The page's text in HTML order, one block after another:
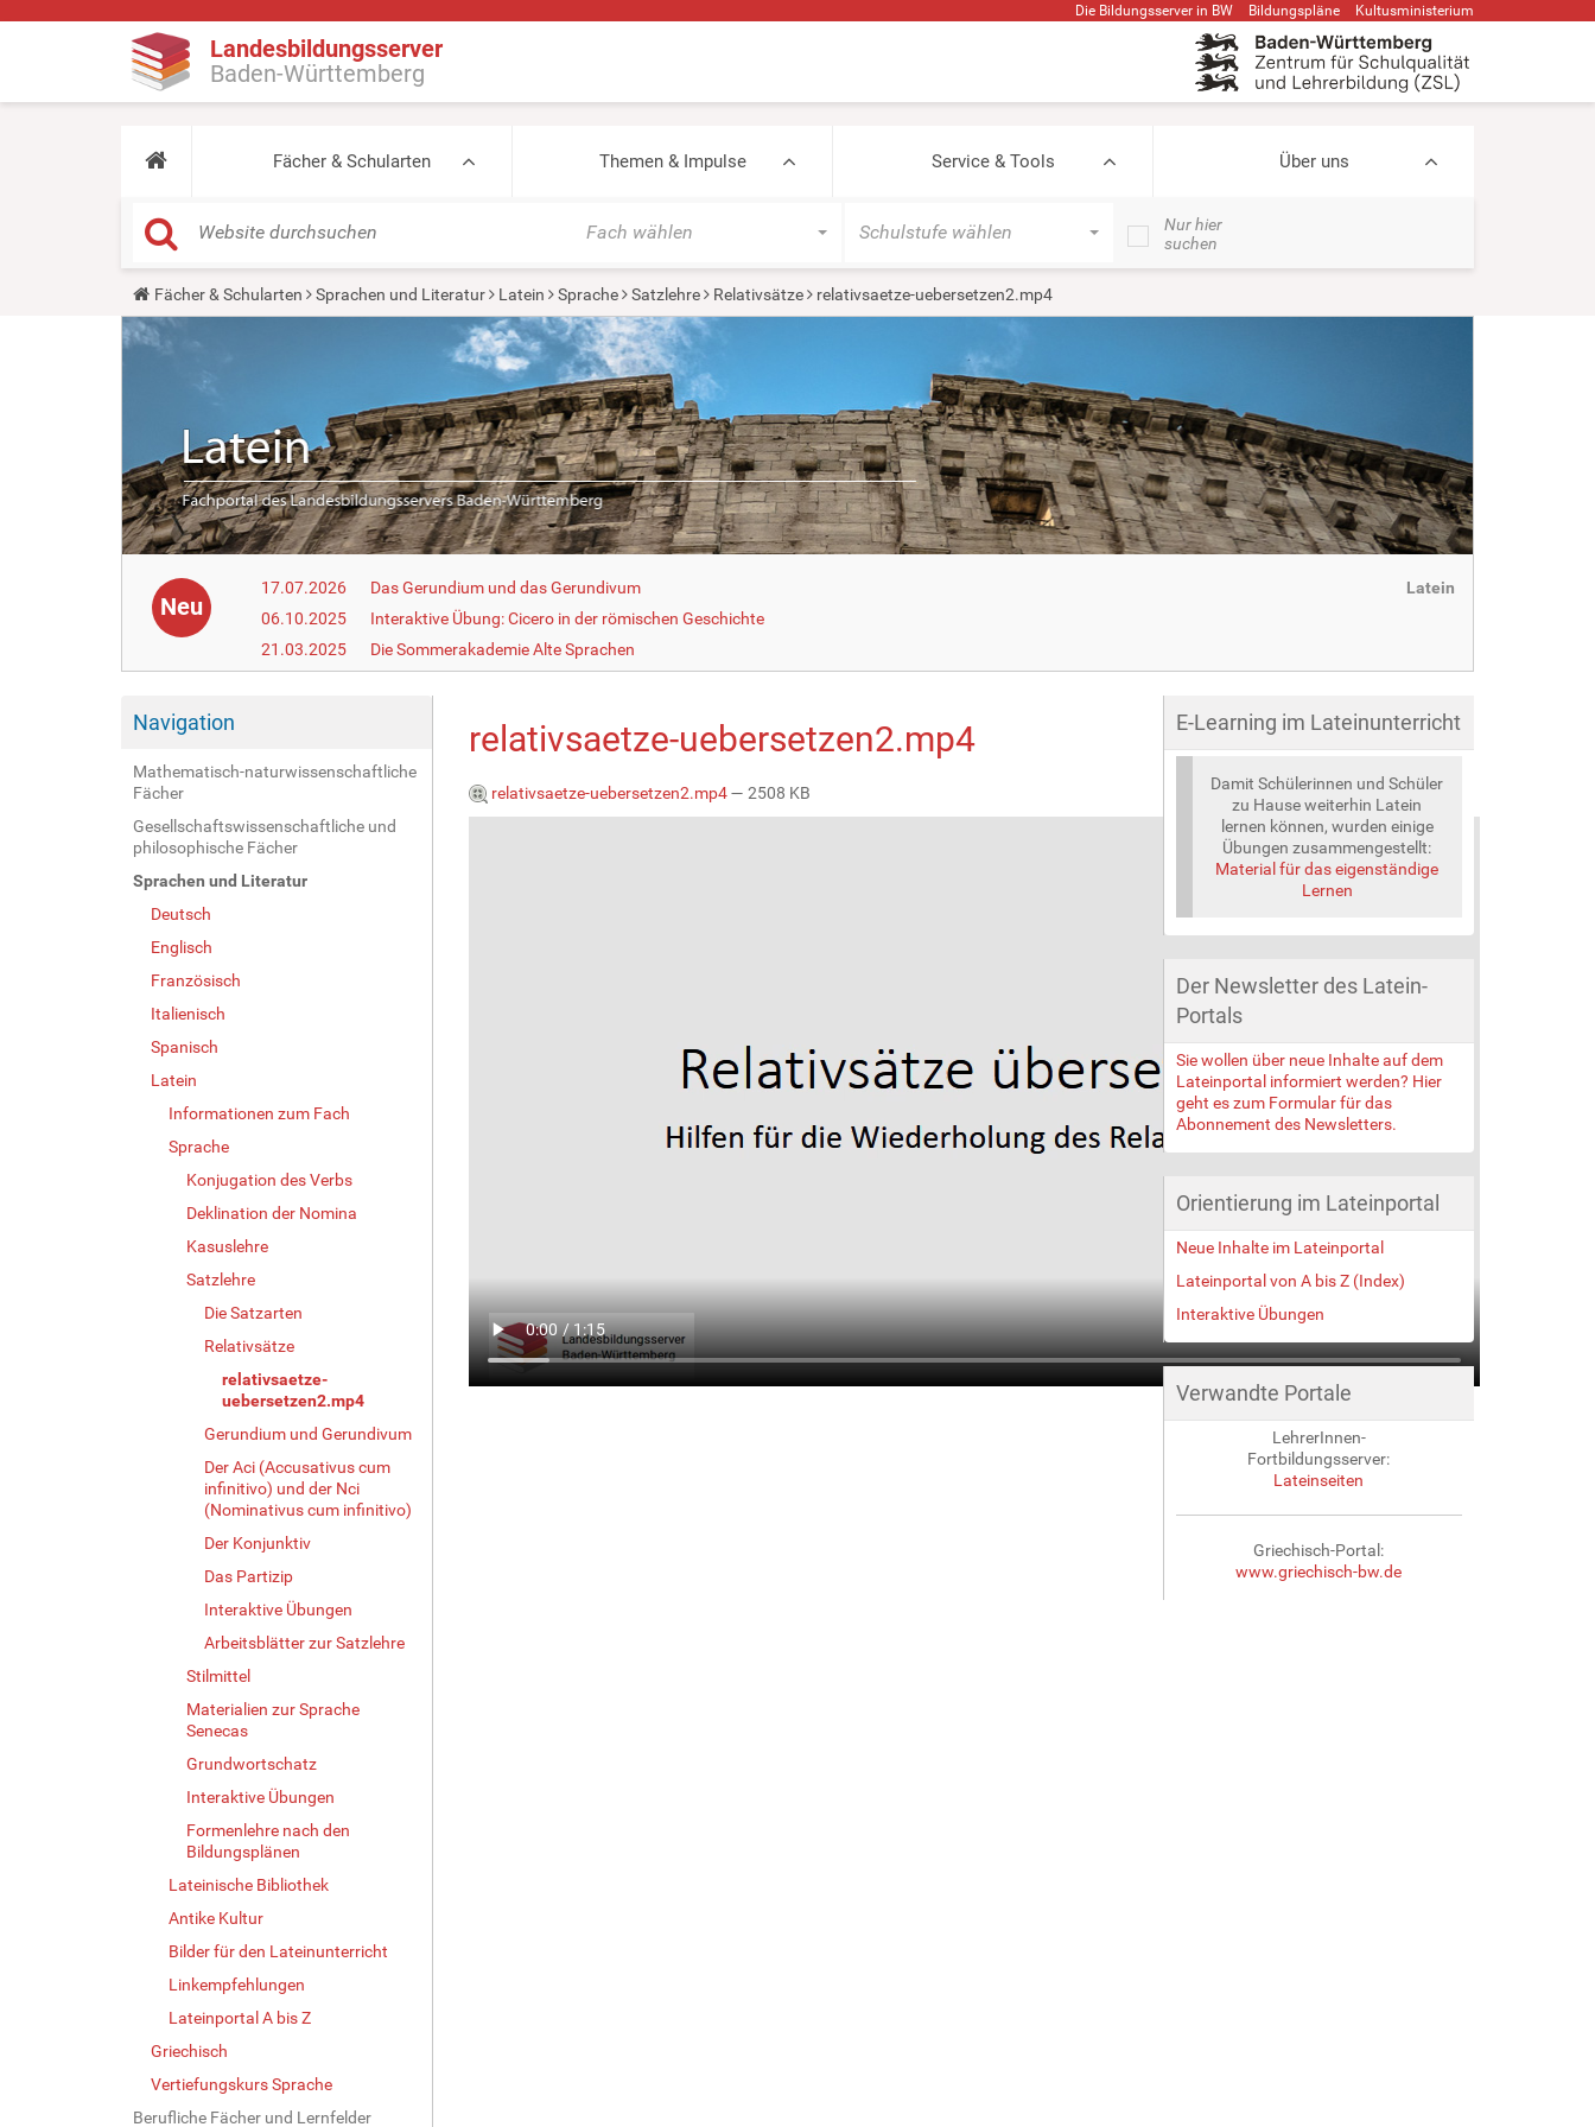
Die Bildungsserver in BW Bildungspläne Kultusministerium
Landesbildungsserver
Baden-Württemberg
Fächer & Schularten Themen & Impulse Service & Tools Über uns
Fach wählen Schulstufe wählen
Nur hier
suchen
Y
o
u
a
e
:
Fächer & Schularten Sprachen und Literatur Latein Sprache Satzlehre Relativsätze relativsaetze-uebersetzen2.mp4
Neu
17.07.2026
Das Gerundium und das Gerundivum
06.10.2025
Interaktive Übung: Cicero in der römischen Geschichte
21.03.2025
Die Sommerakademie Alte Sprachen
Latein
Navigation
Mathematisch-naturwissenschaftliche
Fächer
Gesellschaftswissenschaftliche und
philosophische Fächer
Sprachen und Literatur
Deutsch
Englisch
Französisch
Italienisch
Spanisch
Latein
Informationen zum Fach
Sprache
Konjugation des Verbs
Deklination der Nomina
Kasuslehre
Satzlehre
Die Satzarten
Relativsätze
relativsaetze-
uebersetzen2.mp4
Gerundium und Gerundivum
Der Aci (Accusativus cum
infinitivo) und der Nci
(Nominativus cum infinitivo)
Der Konjunktiv
Das Partizip
Interaktive Übungen
Arbeitsblätter zur Satzlehre
Stilmittel
Materialien zur Sprache
Senecas
Grundwortschatz
Interaktive Übungen
Formenlehre nach den
Bildungsplänen
Lateinische Bibliothek
Antike Kultur
Bilder für den Lateinunterricht
Linkempfehlungen
Lateinportal A bis Z
Griechisch
Vertiefungskurs Sprache
Berufliche Fächer und Lernfelder
relativsaetze-uebersetzen2.mp4
relativsaetze-uebersetzen2.mp4— 2508 KB
E-Learning im Lateinunterricht
Damit Schülerinnen und Schüler
zu Hause weiterhin Latein
lernen können, wurden einige
Übungen zusammengestellt:
Material für das eigenständige
Lernen
Der Newsletter des Latein-
Portals
Sie wollen über neue Inhalte auf dem
Lateinportal informiert werden? Hier
geht es zum Formular für das
Abonnement des Newsletters.
Orientierung im Lateinportal
Neue Inhalte im Lateinportal
Lateinportal von A bis Z (Index)
Interaktive Übungen
Verwandte Portale
LehrerInnen-
Fortbildungsserver:
Lateinseiten
Griechisch-Portal:
www.griechisch-bw.de